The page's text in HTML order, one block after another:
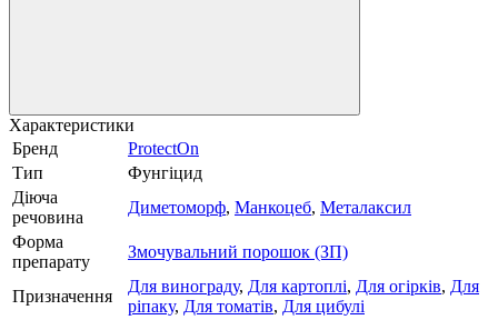
Характеристики
Бренд
ProtectOn
Тип
Фунгіцид
Діюча
речовина
Диметоморф, Манкоцеб, Металаксил
Форма
препарату
Змочувальний порошок (ЗП)
Призначення
Для винограду, Для картоплі, Для огірків, Для
ріпаку, Для томатів, Для цибулі